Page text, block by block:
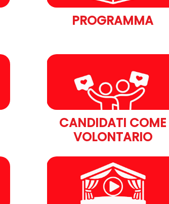
PROGRAMMA
CANDIDATI COME
VOLONTARIO